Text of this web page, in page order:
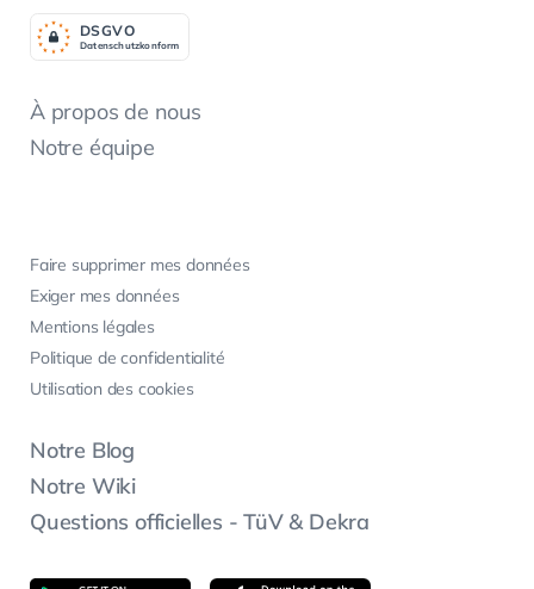
À propos de nous
Notre équipe
Faire supprimer mes données
Exiger mes données
Mentions légales
Politique de confidentialité
Utilisation des cookies
Notre Blog
Notre Wiki
Questions officielles - TüV & Dekra
Datenschutzkonform
DSGVO